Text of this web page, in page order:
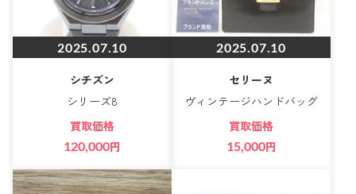
2025.07.10
シチズン
シリーズ8
買取価格
120,000円
2025.07.10
セリーヌ
ヴィンテージハンドバッグ
買取価格
15,000円